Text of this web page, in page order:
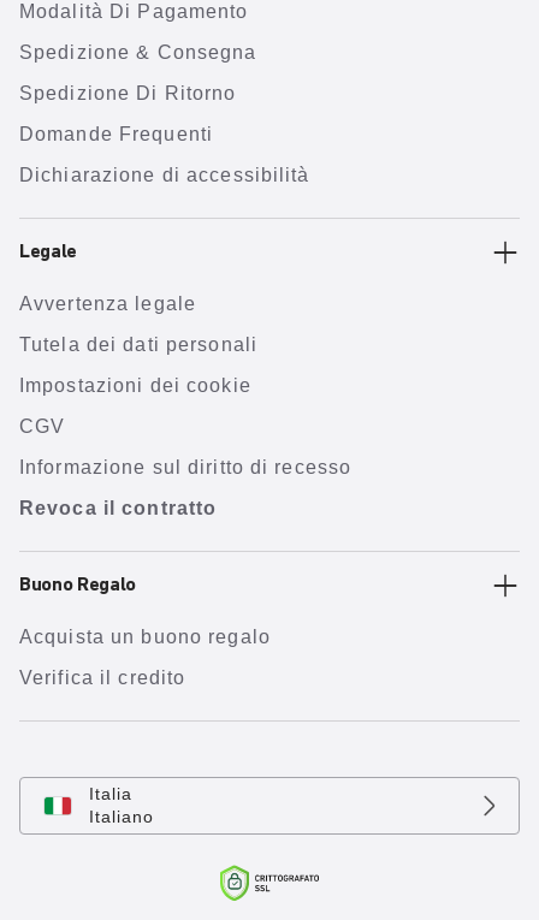
Modalità Di Pagamento
Spedizione & Consegna
Spedizione Di Ritorno
Domande Frequenti
Dichiarazione di accessibilità
Legale
Avvertenza legale
Tutela dei dati personali
Impostazioni dei cookie
CGV
Informazione sul diritto di recesso
Revoca il contratto
Buono Regalo
Acquista un buono regalo
Verifica il credito
Italia
Italiano